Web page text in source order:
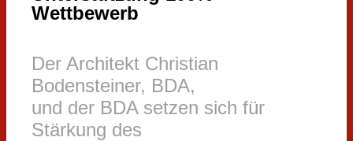
Wettbewerb
Der Architekt Christian
Bodensteiner, BDA,
und der BDA setzen sich für
Stärkung des